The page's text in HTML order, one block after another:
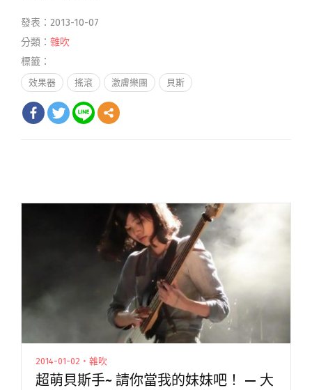
發表：2013-10-07
分類： 雜吹
標籤：
效果器 搖滾 激膚樂團 貝斯
2014-01-02・雜吹
超萌貝斯手~ 請你當我的妹妹吧！ — 大